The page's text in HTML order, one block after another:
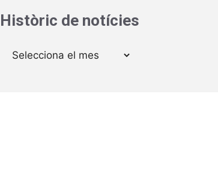
Històric de notícies
Arxius